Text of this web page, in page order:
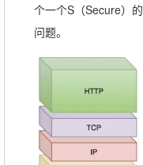
个一个S（Secure）的
问题。